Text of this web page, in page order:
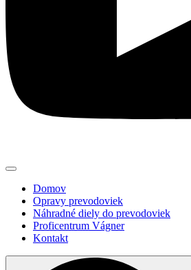
Domov
Opravy prevodoviek
Náhradné diely do prevodoviek
Proficentrum Vágner
Kontakt